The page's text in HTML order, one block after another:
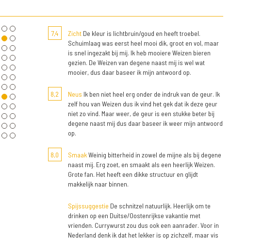
7,4 ZichtDe kleur is lichtbruin/goud en heeft troebel.
Schuimlaag was eerst heel mooi dik, groot en vol, maar
is snel ingezakt bij mij. Ik heb mooiere Weizen bieren
gezien. De Weizen van degene naast mij is wel wat
mooier, dus daar baseer ik mijn antwoord op.
8,2 Neus Ik ben niet heel erg onder de indruk van de geur. Ik
zelf hou van Weizen dus ik vind het gek dat ik deze geur
niet zo vind. Maar weer, de geur is een stukke beter bij
degene naast mij dus daar baseer ik weer mijn antwoord
op.
8,0 SmaakWeinig bitterheid in zowel de mijne als bij degene
naast mij. Erg zoet, en smaakt als een heerlijk Weizen.
Grote fan. Het heeft een dikke structuur en glijdt
makkelijk naar binnen.
Spijssuggestie De schnitzel natuurlijk. Heerlijk om te
drinken op een Duitse/Oostenrijkse vakantie met
vrienden. Currywurst zou dus ook een aanrader. Voor in
Nederland denk ik dat het lekker is op zichzelf, maar vis